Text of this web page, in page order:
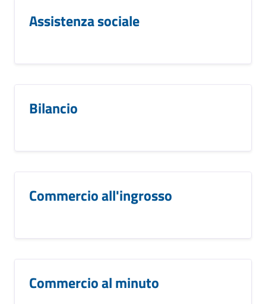
Assistenza sociale
Bilancio
Commercio all'ingrosso
Commercio al minuto